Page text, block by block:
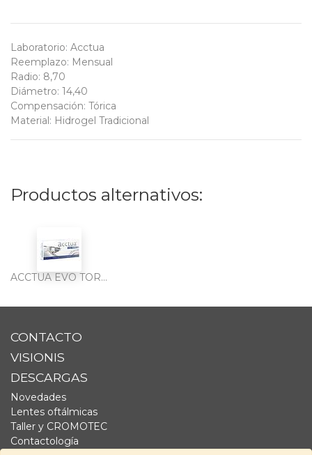
Laboratorio: Acctua
Reemplazo: Mensual
Radio: 8,70
Diámetro: 14,40
Compensación: Tórica
Material : Hidrogel Tradicional
Productos alternativos:
ACCTUA EVO TORIC 3PK
CONTACTO
VISIONIS
DESCARGAS
Novedades
Lentes oftálmicas
Taller y CROMOTEC
Contactología